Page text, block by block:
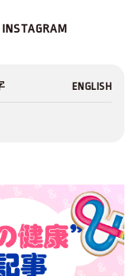
INSTAGRAM